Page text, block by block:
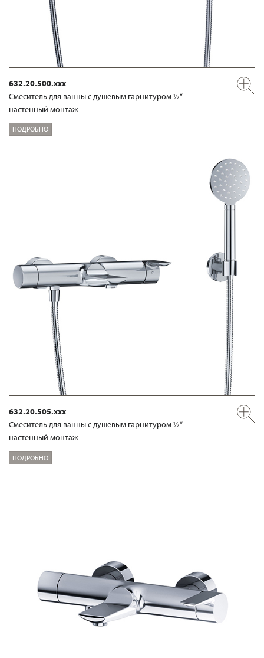
632.20.500.xxx
Смеситель для ванны с душевым гарнитуром ½“
настенный монтаж
ПОДРОБНО
632.20.505.xxx
Смеситель для ванны с душевым гарнитуром ½“
настенный монтаж
ПОДРОБНО